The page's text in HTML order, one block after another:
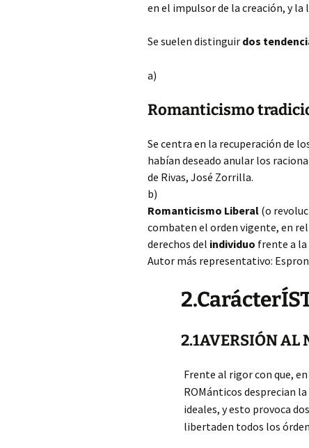
en el impulsor de la creación, y
Se suelen distinguir dos
a)
Romanticismo
Se centra en la recuperación de
habían deseado anular los
de Rivas, José Zorrilla.
b)
Romanticismo Liberal (o
combaten el orden vigente, en
derechos del individuo frente a la
Autor más representativo:
2.1AVERSIÓN AL
Frente al rigor con que,
ROMánticos desprecian
ideales, y esto provoca
libertaden todos los